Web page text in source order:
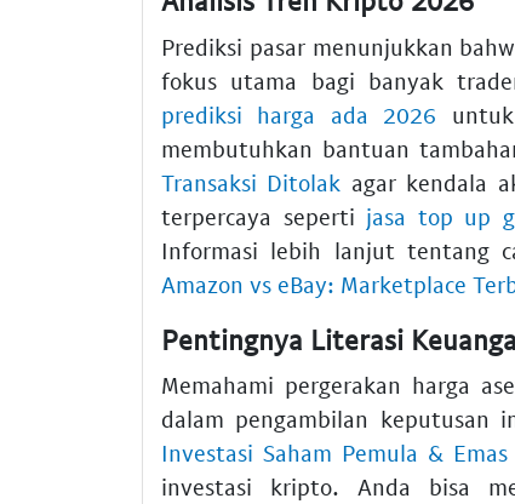
Prediksi pasar menunjukkan
fokus utama bagi banyak
prediksi harga ada 2026
membutuhkan bantuan
Transaksi Ditolak agar kendala
terpercaya seperti jasa top up
Informasi lebih lanjut tentang
Amazon vs eBay: Marketplace
Pentingnya Literasi
Memahami pergerakan harga
dalam pengambilan keputusan
Investasi Saham Pemula &
investasi kripto. Anda bisa